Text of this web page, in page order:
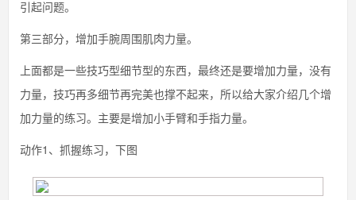
引起问题。
第三部分，增加手腕周围肌肉力量。
上面都是一些技巧型细节型的东西，最终还是要增加力量，没有
力量，技巧再多细节再完美也撑不起来，所以给大家介绍几个增
加力量的练习。主要是增加小手臂和手指力量。
动作1、抓握练习，下图